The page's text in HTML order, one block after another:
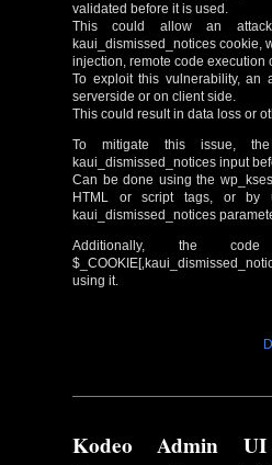
validated before it is used.
This could allow an
kaui_dismissed_notices cookie,
injection, remote code execution
To exploit this vulnerability, an
serverside or on client side.
This could result in data loss or
To mitigate this issue,
kaui_dismissed_notices input
Can be done using the
HTML or script tags, or by
kaui_dismissed_notices
Additionally, the
using it.
Kodeo Admin